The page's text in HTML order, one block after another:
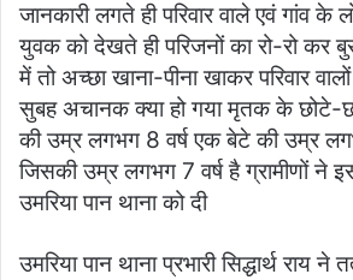
जानकारी लगते ही परिवार वाले एवं गांव
युवक को देखते ही परिजनों का रो-रो कर
में तो अच्छा खाना-पीना खाकर परिवार
सुबह अचानक क्या हो गया मृतक के छोटे-
की उम्र लगभग 8 वर्ष एक बेटे की उम्र
जिसकी उम्र लगभग 7 वर्ष है ग्रामीणों ने
उमरिया पान थाना को दी
उमरिया पान थाना प्रभारी सिद्धार्थ राय